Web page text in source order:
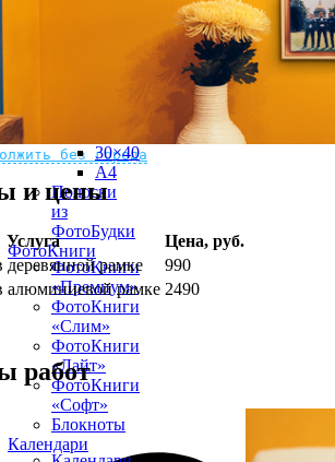
Ваш город?
по всему миру
без города
30×40
A4
Полоски
из
ФотоБудки
ФотоКниги
ФотоКниги
«Премиум»
ФотоКниги
«Слим»
ФотоКниги
«Лайт»
ФотоКниги
«Софт»
Блокноты
Календари
и цены
Услуга
Цена, руб.
деревянной рамке
990
алюминиевой рамке 2490
работ